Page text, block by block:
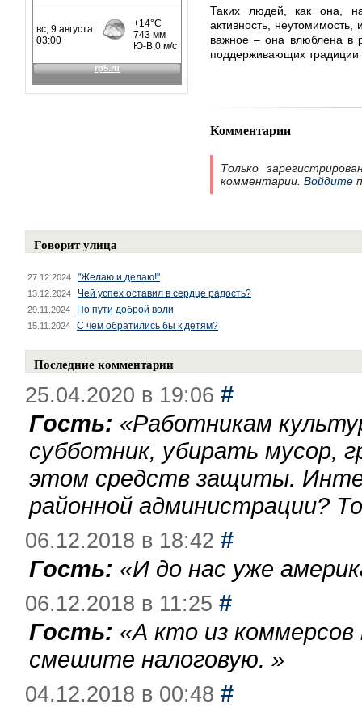
Таких людей, как она,
активность,
важное – она влюблена в
поддерживающих
Комментарии
Только
комментарии. Войдите
Говорит улица
27.12.2024 "Желаю и делаю!"
13.12.2024 Чей успех оставил в сердце радость?
29.11.2024 По пути доброй воли
15.11.2024 С чем обратились бы к детям?
Последние комментарии
25.04.2020 в 19:06 #
Гость: «Работникам
субботник, убирать мусор,
этом средств защиты.
районной администрации?
06.12.2018 в 18:42 #
Гость: «И до нас уже
06.12.2018 в 11:25 #
Гость: «А кто из
смешите налоговую. »
04.12.2018 в 00:48 #